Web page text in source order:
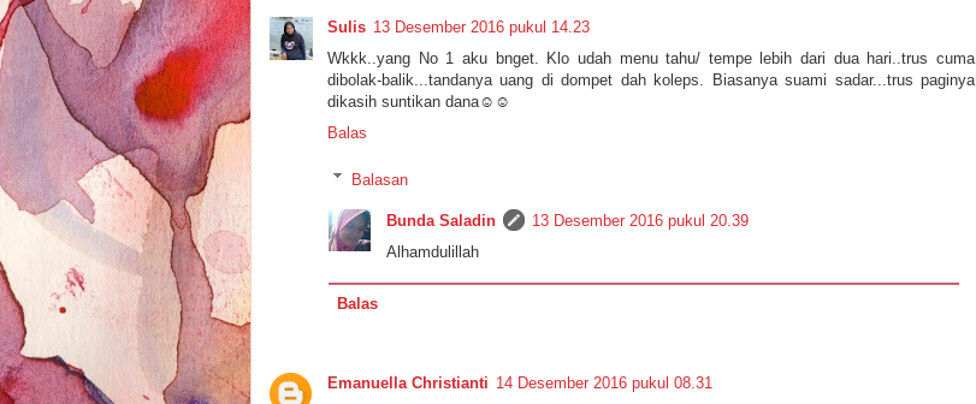
Sulis 13 Desember 2016 pukul 14.23
Wkkk..yang No 1 aku bnget. Klo udah menu tahu/ tempe lebih dari dua hari..trus cuma
dibolak-balik...tandanya uang di dompet dah koleps. Biasanya suami sadar...trus paginya
dikasih suntikan dana☺☺
Balas
Balasan
Bunda Saladin
13 Desember 2016 pukul 20.39
Alhamdulillah
Balas
Emanuella Christianti 14 Desember 2016 pukul 08.31